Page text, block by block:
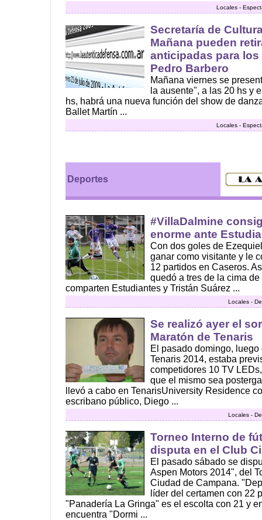
Locales -
Secretaría de
Mañana pueden
anticipadas para
Pedro Barbero
Mañana viernes se
la ausente", a las 20 hs y
hs, habrá una nueva función del show de
Ballet Martín ...
Locales -
Deportes
#VillaDalmine
enorme ante
Con dos goles de
ganar como visitante y le
12 partidos en Caseros.
quedó a tres de la cima
comparten Estudiantes y Tristán Suárez ...
Locales -
Se realizó ayer el
Maratón de Tenaris
El pasado domingo,
Tenaris 2014, estaba
competidores 10 TV
que el mismo sea
llevó a cabo en TenarisUniversity Residence
escribano público, Diego ...
Locales -
Torneo Interno de
disputa en el Club
El pasado sábado se
Aspen Motors 2014", del
Ciudad de Campana.
líder del certamen con 22
"Panadería La Gringa" es el escolta con 21 y
encuentra "Dormi ...